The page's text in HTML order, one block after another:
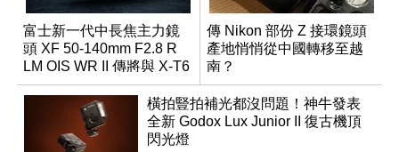
富士新一代中長焦主力鏡
頭 XF 50-140mm F2.8 R
LM OIS WR II 傳將與 X-T6
同步亮相
傳 Nikon 部份 Z 接環鏡頭
產地悄悄從中國轉移至越
南？
橫拍豎拍補光都沒問題！神牛發表
全新 Godox Lux Junior II 復古機頂
閃光燈